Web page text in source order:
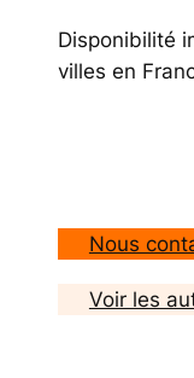
Disponibilité
villes en
Nous
Voir les